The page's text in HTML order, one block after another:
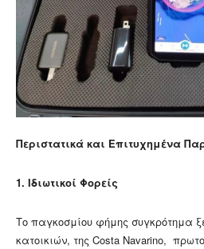
Περιστατικά και Επιτυχημένα
1. Ιδιωτικοί Φορείς
Το παγκοσμίου φήμης συγκρότημα
κατοικιών, της Costa Navarino,